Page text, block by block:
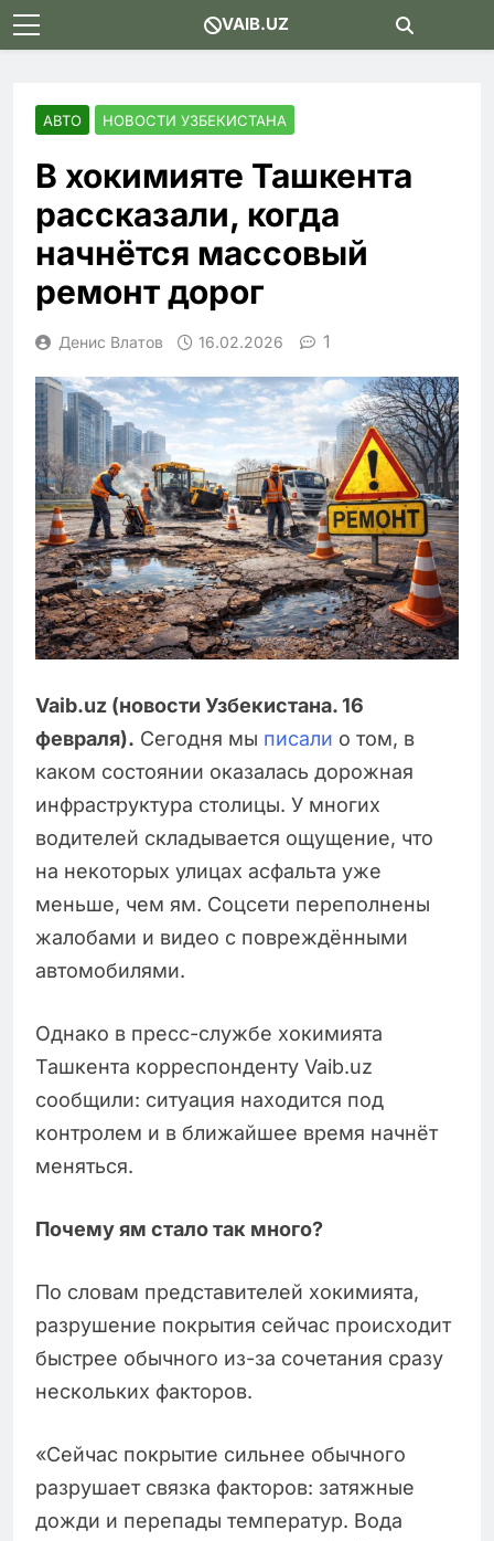
Skip
to
VAIB.UZ
АВТО НОВОСТИ УЗБЕКИСТАНА
В хокимияте Ташкента
рассказали, когда
начнётся массовый
ремонт дорог
Денис Влатов 16.02.2026 1
Vaib.uz (новости Узбекистана. 16
февраля). Сегодня мы писали о том, в
каком состоянии оказалась дорожная
инфраструктура столицы. У многих
водителей складывается ощущение, что
на некоторых улицах асфальта уже
меньше, чем ям. Соцсети переполнены
жалобами и видео с повреждёнными
автомобилями.
Однако в пресс-службе хокимията
Ташкента корреспонденту Vaib.uz
сообщили: ситуация находится под
контролем и в ближайшее время начнёт
меняться.
Почему ям стало так много?
По словам представителей хокимията,
разрушение покрытия сейчас происходит
быстрее обычного из-за сочетания сразу
нескольких факторов.
«Сейчас покрытие сильнее обычного
разрушает связка факторов: затяжные
дожди и перепады температур. Вода